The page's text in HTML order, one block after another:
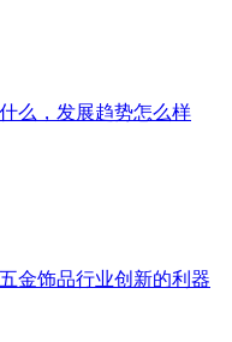
么，发展趋势怎么样
金饰品行业创新的利器